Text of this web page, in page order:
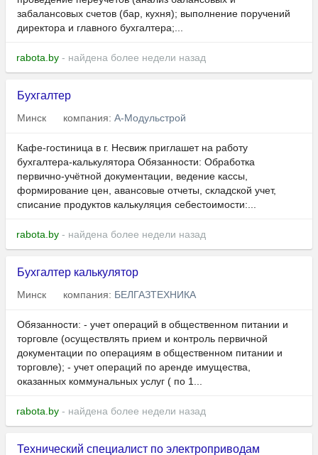
забалансовых счетов (бар, кухня); выполнение поручений
директора и главного бухгалтера;...
rabota.by - найдена более недели назад
Бухгалтер
Минск компания: А-Модульстрой
Кафе-гостиница в г. Несвиж приглашет на работу
бухгалтера-калькулятора Обязанности: Обработка
первично-учётной документации, ведение кассы,
формирование цен, авансовые отчеты, складской учет,
списание продуктов калькуляция себестоимости:...
rabota.by - найдена более недели назад
Бухгалтер калькулятор
Минск компания: БЕЛГАЗТЕХНИКА
Обязанности: - учет операций в общественном питании и
торговле (осуществлять прием и контроль первичной
документации по операциям в общественном питании и
торговле); - учет операций по аренде имущества,
оказанных коммунальных услуг ( по 1...
rabota.by - найдена более недели назад
Технический специалист по электроприводам